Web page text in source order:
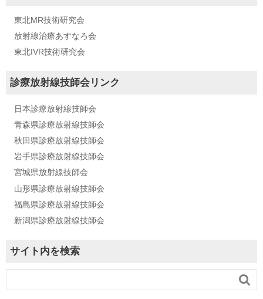
東北MR技術研究会
放射線治療あすなろ会
東北IVR技術研究会
診療放射線技師会リンク
日本診療放射線技師会
青森県診療放射線技師会
秋田県診療放射線技師会
岩手県診療放射線技師会
宮城県放射線技師会
山形県診療放射線技師会
福島県診療放射線技師会
新潟県診療放射線技師会
サイト内を検索
